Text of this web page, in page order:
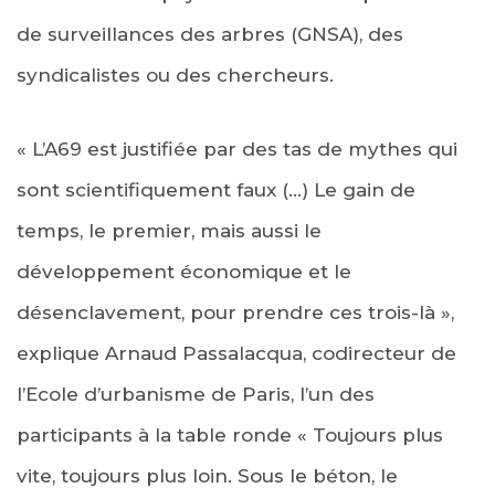
de surveillances des arbres (GNSA), des
syndicalistes ou des chercheurs.
« L’A69 est justifiée par des tas de mythes qui
sont scientifiquement faux (…) Le gain de
temps, le premier, mais aussi le
développement économique et le
désenclavement, pour prendre ces trois-là »,
explique Arnaud Passalacqua, codirecteur de
l’Ecole d’urbanisme de Paris, l’un des
participants à la table ronde « Toujours plus
vite, toujours plus loin. Sous le béton, le